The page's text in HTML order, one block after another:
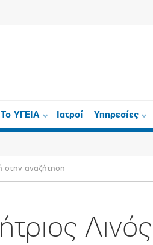
Το ΥΓΕΙΑ Ιατροί Υπηρεσίες
στην αναζήτηση
Λινός